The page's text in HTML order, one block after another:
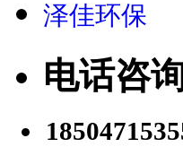
泽佳环保
电话咨